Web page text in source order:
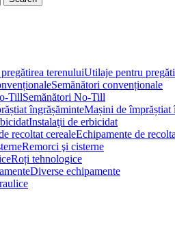
Utilaje pentru
Semănători convenționale
Semănători No-Till
Mașini de împrăștiat
Instalaţii de erbicidat
Echipamente de
Remorci şi cisterne
Roți tehnologice
Diverse echipamente